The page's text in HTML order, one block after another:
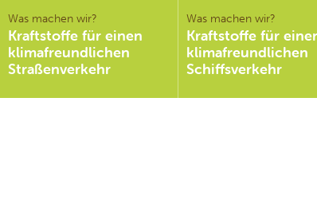
abfallbasierter
Kraftstoffe e.V.
MVaK
Was machen wir?
Kraftstoffe für einen
klimafreundlichen
Straßenverkehr
Was machen wir?
Kraftstoffe für
klimafreundlichen
Schiffsverkehr